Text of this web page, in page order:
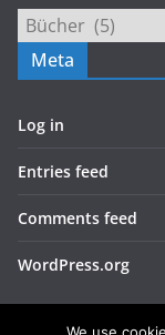
Categories
Meta
Log in
Entries feed
Comments feed
WordPress.org